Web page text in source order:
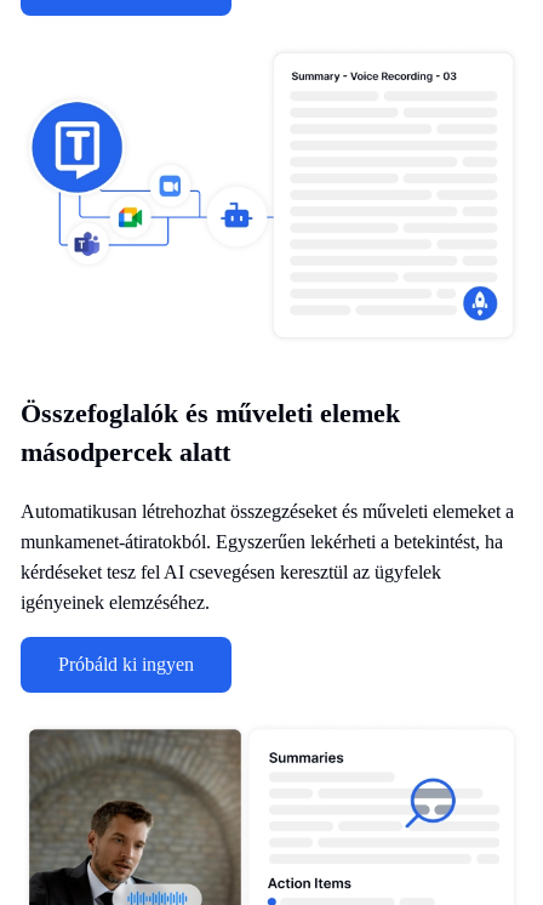
Összefoglalók és műveleti elemek
másodpercek alatt
Automatikusan létrehozhat összegzéseket és műveleti elemeket a
munkamenet-átiratokból. Egyszerűen lekérheti a betekintést, ha
kérdéseket tesz fel AI csevegésen keresztül az ügyfelek
igényeinek elemzéséhez.
Próbáld ki ingyen